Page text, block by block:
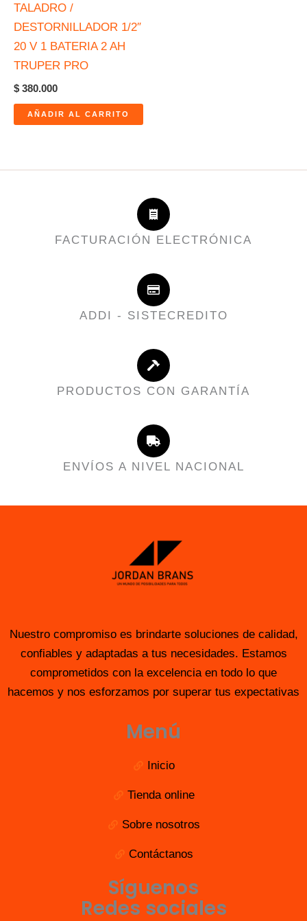
TALADRO /
DESTORNILLADOR 1/2″
20 V 1 BATERIA 2 AH
TRUPER PRO
$ 380.000
AÑADIR AL CARRITO
FACTURACIÓN ELECTRÓNICA
ADDI - SISTECREDITO
PRODUCTOS CON GARANTÍA
ENVÍOS A NIVEL NACIONAL
Nuestro compromiso es brindarte soluciones de calidad,
confiables y adaptadas a tus necesidades. Estamos
comprometidos con la excelencia en todo lo que
hacemos y nos esforzamos por superar tus expectativas
Menú
Inicio
Tienda online
Sobre nosotros
Contáctanos
Síguenos
Redes sociales